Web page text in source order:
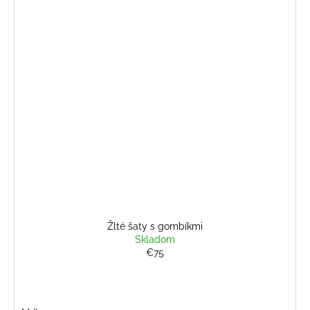
Žlté šaty s gombíkmi
Skladom
€75